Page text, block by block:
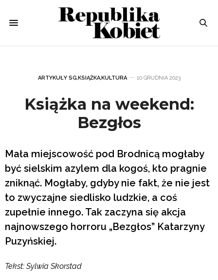
ARTYKUŁY SG,KSIĄŻKA,KULTURA 10 GRUDNIA 2023
Książka na weekend:
Bezgłos
Mała miejscowość pod Brodnicą mogłaby
być sielskim azylem dla kogoś, kto pragnie
zniknąć. Mogłaby, gdyby nie fakt, że nie jest
to zwyczajne siedlisko ludzkie, a coś
zupełnie innego. Tak zaczyna się akcja
najnowszego horroru „Bezgłos” Katarzyny
Puzyńskiej.
Tekst: Sylwia Skorstad